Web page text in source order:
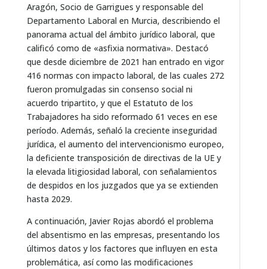
Aragón, Socio de Garrigues y responsable del
Departamento Laboral en Murcia, describiendo el
panorama actual del ámbito jurídico laboral, que
calificó como de «asfixia normativa». Destacó
que desde diciembre de 2021 han entrado en vigor
416 normas con impacto laboral, de las cuales 272
fueron promulgadas sin consenso social ni
acuerdo tripartito, y que el Estatuto de los
Trabajadores ha sido reformado 61 veces en ese
período. Además, señaló la creciente inseguridad
jurídica, el aumento del intervencionismo europeo,
la deficiente transposición de directivas de la UE y
la elevada litigiosidad laboral, con señalamientos
de despidos en los juzgados que ya se extienden
hasta 2029.
A continuación, Javier Rojas abordó el problema
del absentismo en las empresas, presentando los
últimos datos y los factores que influyen en esta
problemática, así como las modificaciones